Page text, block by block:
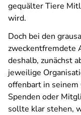
gequälter Tiere
wird.
Doch bei den
zweckentfremdete
deshalb, zunächst
jeweilige
offenbart in seinem
Spenden oder
sollte klar stehen,